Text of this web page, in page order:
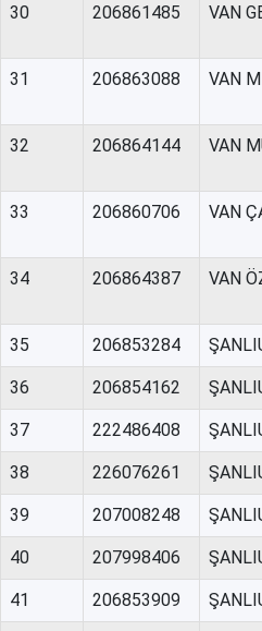
30 206861485 VAN
31 206863088 VAN
32 206864144 VAN
33 206860706 VAN
34 206864387 VAN
35 206853284
36 206854162
37 222486408
38 226076261
39 207008248
40 207998406
41 206853909